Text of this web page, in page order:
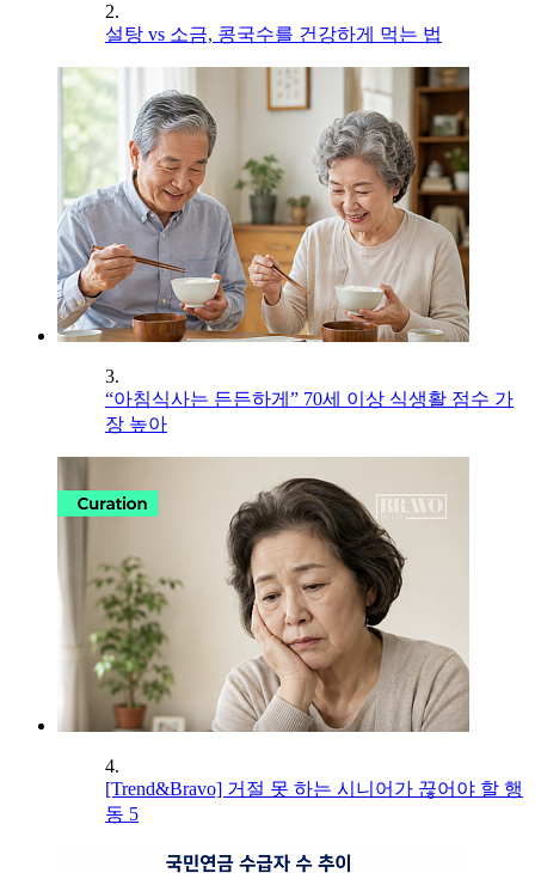
2.
설탕 vs 소금, 콩국수를 건강하게 먹는 법
3.
“아침식사는 든든하게” 70세 이상 식생활 점수 가
장 높아
4.
[Trend&Bravo] 거절 못 하는 시니어가 끊어야 할 행
동 5